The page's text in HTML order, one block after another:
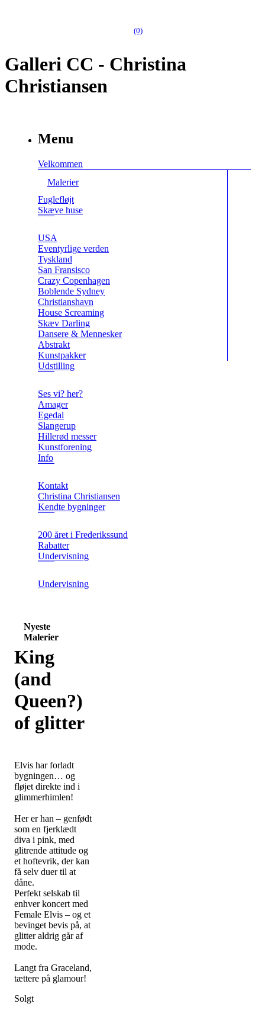
(0)
Galleri CC - Christina
Christiansen
Menu
Velkommen
Malerier
Fuglefløjt
Skæve huse
USA
Eventyrlige verden
Tyskland
San Fransisco
Crazy Copenhagen
Boblende Sydney
Christianshavn
House Screaming
Skæv Darling
Dansere & Mennesker
Abstrakt
Kunstpakker
Udstilling
Ses vi? her?
Amager
Egedal
Slangerup
Hillerød messer
Kunstforening
Info
Kontakt
Christina Christiansen
Kendte bygninger
200 året i Frederikssund
Rabatter
Undervisning
Undervisning
Nyeste
Malerier
King
(and
Queen?)
of glitter
Elvis har forladt
bygningen… og
fløjet direkte ind i
glimmerhimlen!
Her er han – genfødt
som en fjerklædt
diva i pink, med
glitrende attitude og
et hoftevrik, der kan
få selv duer til at
dåne.
Perfekt selskab til
enhver koncert med
Female Elvis – og et
bevinget bevis på, at
glitter aldrig går af
mode.
Langt fra Graceland,
tættere på glamour!
Solgt